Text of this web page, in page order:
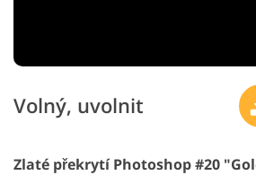
Volný, uvolnit
Zlaté překrytí Photoshop #20